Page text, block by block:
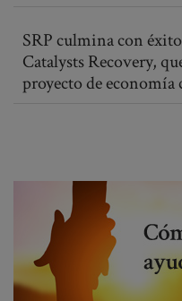
SRP culmina con
Catalysts Recovery,
proyecto de